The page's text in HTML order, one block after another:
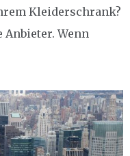
Kleiderschrank?
Wenn